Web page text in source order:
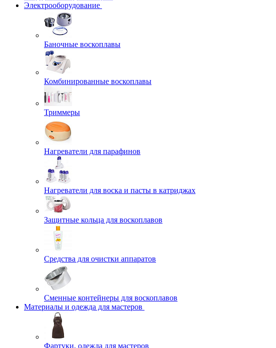
Электрооборудование
Баночные воскоплавы
Комбинированные воскоплавы
Триммеры
Нагреватели для парафинов
Нагреватели для воска и пасты в катриджах
Защитные кольца для воскоплавов
Средства для очистки аппаратов
Сменные контейнеры для воскоплавов
Материалы и одежда для мастеров
Фартуки, одежда для мастеров